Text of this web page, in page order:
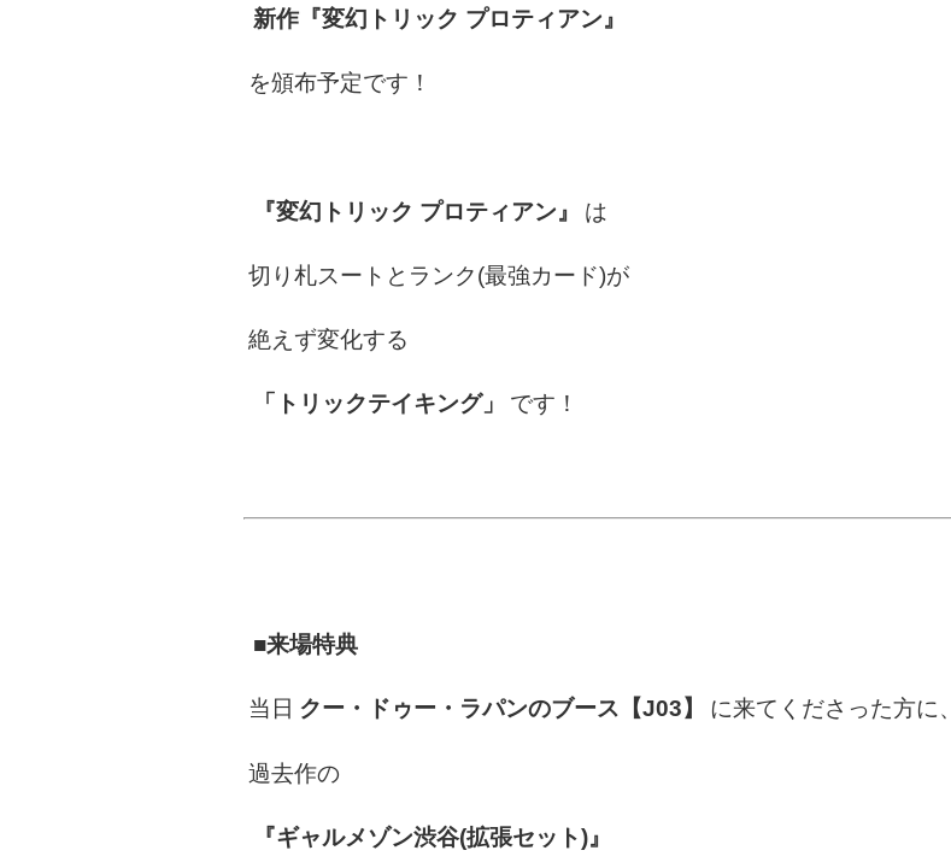
新作『変幻トリック プロティアン』
を頒布予定です！
『変幻トリック プロティアン』 は
切り札スートとランク(最強カード)が
絶えず変化する
「トリックテイキング」 です！
■来場特典
当日 クー・ドゥー・ラパンのブース【J03】 に来てくださった方に、
過去作の
『ギャルメゾン渋谷(拡張セット)』